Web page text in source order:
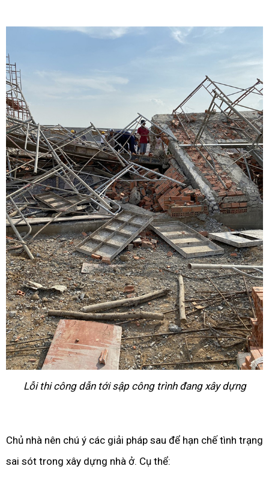
Lỗi thi công dẫn tới sập công trình đang xây dựng
Chủ nhà nên chú ý các giải pháp sau để hạn chế tình trạng
sai sót trong xây dựng nhà ở. Cụ thể: